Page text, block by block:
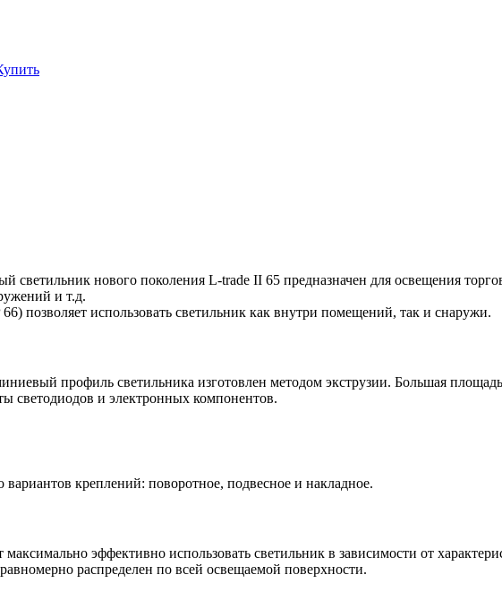
светильник нового поколения L-trade II 65 предназначен для освещения
и т.д.
позволяет использовать светильник как внутри помещений, так и снаружи.
профиль светильника изготовлен методом экструзии. Большая
светодиодов и электронных компонентов.
вариантов креплений: поворотное, подвесное и накладное.
максимально эффективно использовать светильник в зависимости от
распределен по всей освещаемой поверхности.